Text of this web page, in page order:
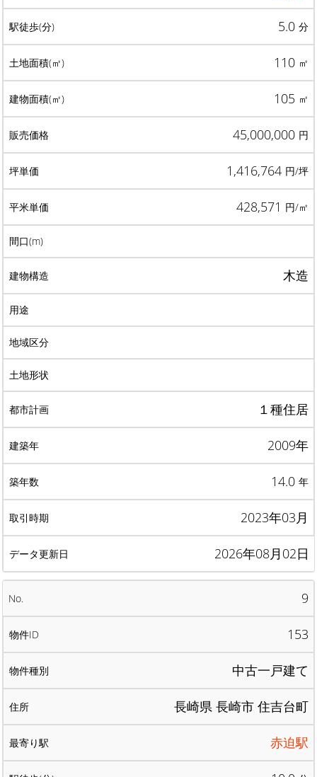
5.0 分
110 ㎡
105 ㎡
45,000,000 円
1,416,764 円/坪
428,571 円/㎡
木造
１種住居
2009年
14.0 年
2023年03月
2026年08月02日
9
153
中古一戸建て
長崎県 長崎市 住吉台町
赤迫駅